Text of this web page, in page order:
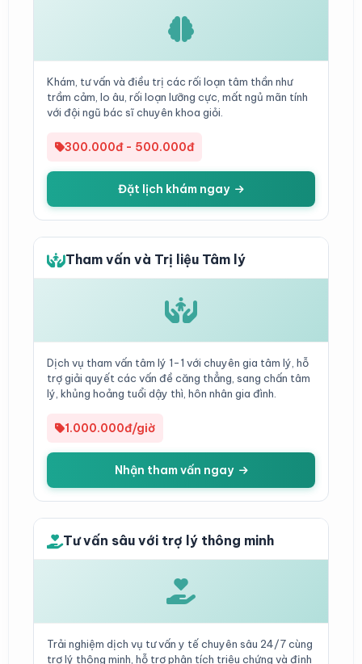
Khám, tư vấn và điều trị các rối loạn tâm thần như
trầm cảm, lo âu, rối loạn lưỡng cực, mất ngủ mãn tính
với đội ngũ bác sĩ chuyên khoa giỏi.
300.000đ - 500.000đ
Đặt lịch khám ngay
Tham vấn và Trị liệu Tâm lý
Dịch vụ tham vấn tâm lý 1-1 với chuyên gia tâm lý, hỗ
trợ giải quyết các vấn đề căng thẳng, sang chấn tâm
lý, khủng hoảng tuổi dậy thì, hôn nhân gia đình.
1.000.000đ/giờ
Nhận tham vấn ngay
Tư vấn sâu với trợ lý thông minh
Trải nghiệm dịch vụ tư vấn y tế chuyên sâu 24/7 cùng
trợ lý thông minh, hỗ trợ phân tích triệu chứng và định